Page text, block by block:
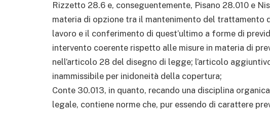
Rizzetto 28.6 e, conseguentemente, Pisano 28.010 e
materia di opzione tra il mantenimento del trattamento
lavoro e il conferimento di quest’ultimo a forme di
intervento coerente rispetto alle misure in materia di
nell’articolo 28 del disegno di legge; l’articolo
inammissibile per inidoneità della copertura;
Conte 30.013, in quanto, recando una disciplina
legale, contiene norme che, pur essendo di carattere